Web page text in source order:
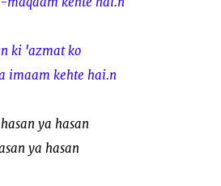
ki 'azmat ko
imaam kehte hai.n
ya hasan
ya hasan